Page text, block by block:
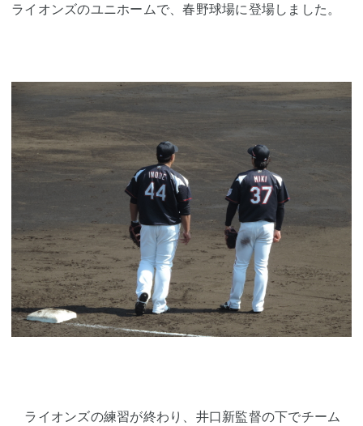
ライオンズのユニホームで、春野球場に登場しました。
ライオンズの練習が終わり、井口新監督の下でチーム